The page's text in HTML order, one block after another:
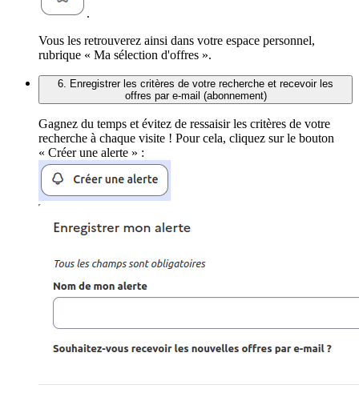
.
Vous les retrouverez ainsi dans votre espace personnel,
rubrique « Ma sélection d'offres ».
6. Enregistrer les critères de votre recherche et recevoir les
offres par e-mail (abonnement)
Gagnez du temps et évitez de ressaisir les critères de votre
recherche à chaque visite ! Pour cela, cliquez sur le bouton
« Créer une alerte » :